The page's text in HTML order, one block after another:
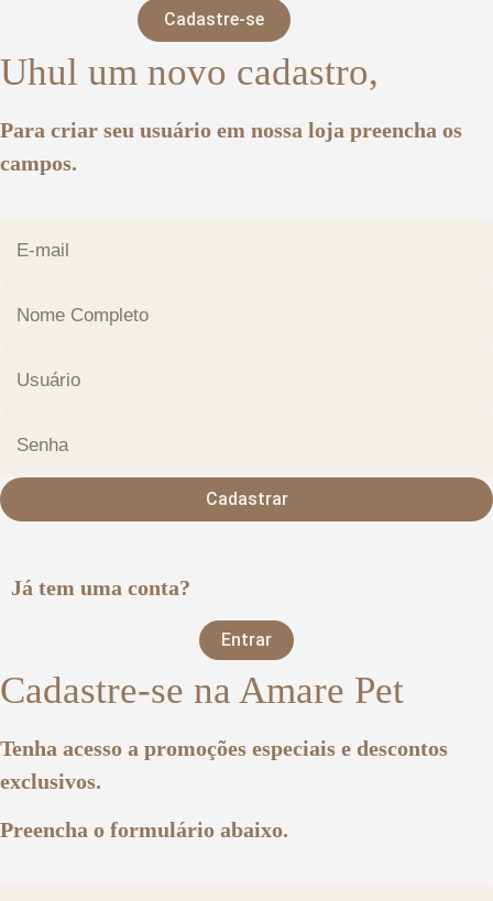
Cadastre-se
Uhul um novo cadastro,
Para criar seu usuário em nossa loja preencha os
campos.
Cadastrar
Já tem uma conta?
Entrar
Cadastre-se na Amare Pet
Tenha acesso a promoções especiais e descontos
exclusivos.
Preencha o formulário abaixo.